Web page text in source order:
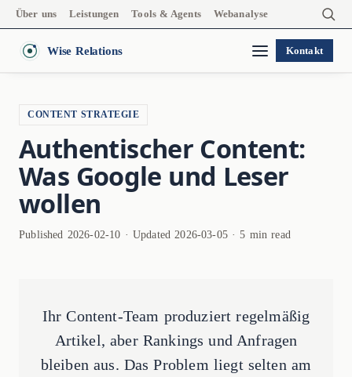
Über uns Leistungen Tools & Agents Webanalyse
Wise Relations Kontakt
CONTENT STRATEGIE
Authentischer Content:
Was Google und Leser
wollen
Published 2026-02-10 · Updated 2026-03-05 · 5 min read
Ihr Content-Team produziert regelmäßig
Artikel, aber Rankings und Anfragen
bleiben aus. Das Problem liegt selten am